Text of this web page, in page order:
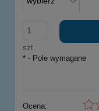
szt.
* - Pole wymagane
Ocena: